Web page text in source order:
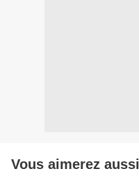
Vous aimerez aussi